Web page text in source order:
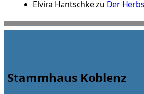
Elvira Hantschkezu Der
Stammhaus Koblenz